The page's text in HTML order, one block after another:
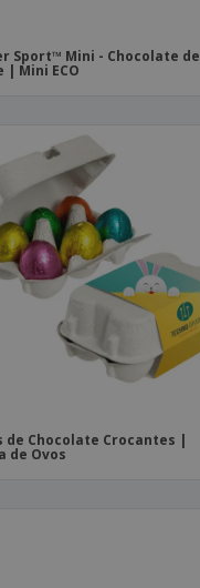
Sport™ Mini - Chocolate de
| Mini ECO
de Chocolate Crocantes |
de Ovos